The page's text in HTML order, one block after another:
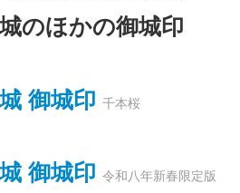
のほかの御城印
御城印 千本桜
御城印 令和八年新春限定版